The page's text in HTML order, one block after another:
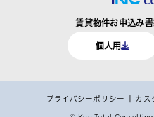
賃貸物件お申込み
個人用
プライバシーポリシー カス